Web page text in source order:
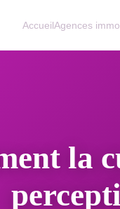
AccueilAgences
la